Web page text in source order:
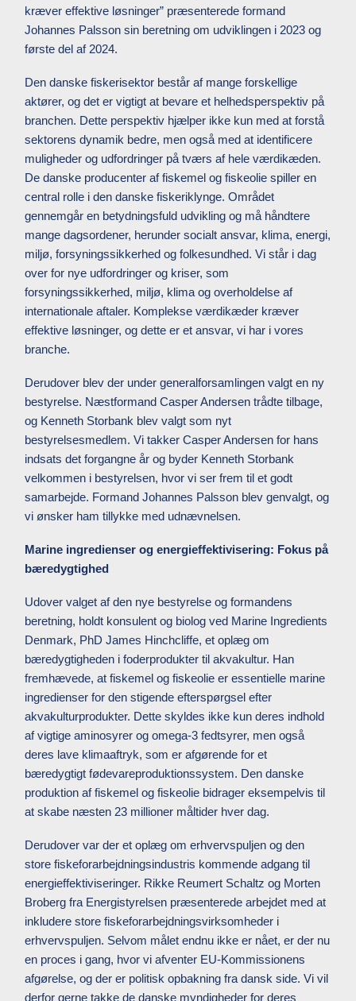
kræver effektive løsninger” præsenterede formand
Johannes Palsson sin beretning om udviklingen i 2023 og
første del af 2024.
Den danske fiskerisektor består af mange forskellige
aktører, og det er vigtigt at bevare et helhedsperspektiv på
branchen. Dette perspektiv hjælper ikke kun med at forstå
sektorens dynamik bedre, men også med at identificere
muligheder og udfordringer på tværs af hele værdikæden.
De danske producenter af fiskemel og fiskeolie spiller en
central rolle i den danske fiskeriklynge. Området
gennemgår en betydningsfuld udvikling og må håndtere
mange dagsordener, herunder socialt ansvar, klima, energi,
miljø, forsyningssikkerhed og folkesundhed. Vi står i dag
over for nye udfordringer og kriser, som
forsyningssikkerhed, miljø, klima og overholdelse af
internationale aftaler. Komplekse værdikæder kræver
effektive løsninger, og dette er et ansvar, vi har i vores
branche.
Derudover blev der under generalforsamlingen valgt en ny
bestyrelse. Næstformand Casper Andersen trådte tilbage,
og Kenneth Storbank blev valgt som nyt
bestyrelsesmedlem. Vi takker Casper Andersen for hans
indsats det forgangne år og byder Kenneth Storbank
velkommen i bestyrelsen, hvor vi ser frem til et godt
samarbejde. Formand Johannes Palsson blev genvalgt, og
vi ønsker ham tillykke med udnævnelsen.
Marine ingredienser og energieffektivisering: Fokus på
bæredygtighed
Udover valget af den nye bestyrelse og formandens
beretning, holdt konsulent og biolog ved Marine Ingredients
Denmark, PhD James Hinchcliffe, et oplæg om
bæredygtigheden i foderprodukter til akvakultur. Han
fremhævede, at fiskemel og fiskeolie er essentielle marine
ingredienser for den stigende efterspørgsel efter
akvakulturprodukter. Dette skyldes ikke kun deres indhold
af vigtige aminosyrer og omega-3 fedtsyrer, men også
deres lave klimaaftryk, som er afgørende for et
bæredygtigt fødevareproduktionssystem. Den danske
produktion af fiskemel og fiskeolie bidrager eksempelvis til
at skabe næsten 23 millioner måltider hver dag.
Derudover var der et oplæg om erhvervspuljen og den
store fiskeforarbejdningsindustris kommende adgang til
energieffektiviseringer. Rikke Reumert Schaltz og Morten
Broberg fra Energistyrelsen præsenterede arbejdet med at
inkludere store fiskeforarbejdningsvirksomheder i
erhvervspuljen. Selvom målet endnu ikke er nået, er der nu
en proces i gang, hvor vi afventer EU-Kommissionens
afgørelse, og der er politisk opbakning fra dansk side. Vi vil
derfor gerne takke de danske myndigheder for deres